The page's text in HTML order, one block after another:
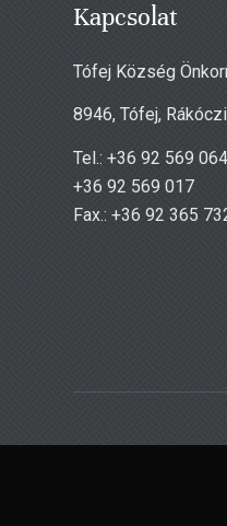
Kapcsolat
Tófej Község
8946, Tófej,
Tel.: +36 92 569
+36 92 569 017
Fax.: +36 92 365